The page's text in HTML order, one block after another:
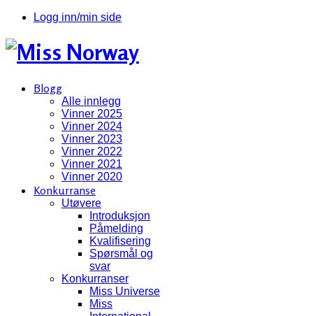
Logg inn/min side
Blogg
Alle innlegg
Vinner 2025
Vinner 2024
Vinner 2023
Vinner 2022
Vinner 2021
Vinner 2020
Konkurranse
Utøvere
Introduksjon
Påmelding
Kvalifisering
Spørsmål og
svar
Konkurranser
Miss Universe
Miss